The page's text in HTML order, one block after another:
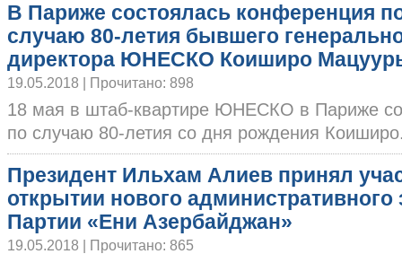
В Париже состоялась конференция
случаю 80-летия бывшего
директора ЮНЕСКО Коиширо
19.05.2018 | Прочитано: 898
18 мая в штаб-квартире ЮНЕСКО в Париже
по случаю 80-летия со дня рождения
Президент Ильхам Алиев принял
открытии нового административного
Партии «Ени Азербайджан»
19.05.2018 | Прочитано: 865